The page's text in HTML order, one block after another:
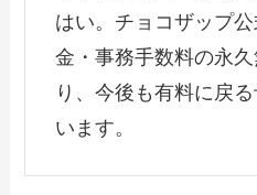
はい。チョコザップ
金・事務手数料の永
り、今後も有料に戻
います。